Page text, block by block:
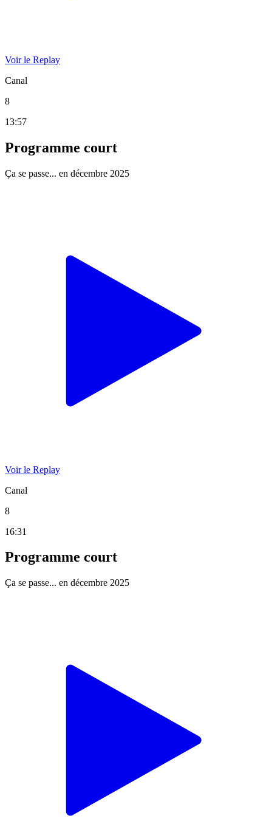
Voir le Replay
Canal
8
13:57
Programme court
Ça se passe... en décembre 2025
Voir le Replay
Canal
8
16:31
Programme court
Ça se passe... en décembre 2025